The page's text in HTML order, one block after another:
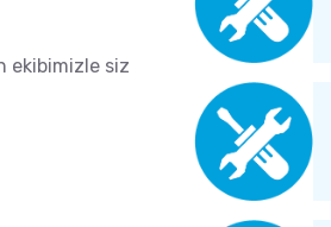
ekibimizle siz